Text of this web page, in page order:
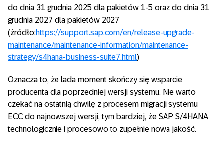
do dnia 31 grudnia 2025 dla pakietów 1-5 oraz do dnia 31
grudnia 2027 dla pakietów 2027
(żródło:https://support.sap.com/en/release-upgrade-
maintenance/maintenance-information/maintenance-
strategy/s4hana-business-suite7.html)
Oznacza to, że lada moment skończy się wsparcie
producenta dla poprzedniej wersji systemu. Nie warto
czekać na ostatnią chwilę z procesem migracji systemu
ECC do najnowszej wersji, tym bardziej, że SAP S/4HANA
technologicznie i procesowo to zupełnie nowa jakość.